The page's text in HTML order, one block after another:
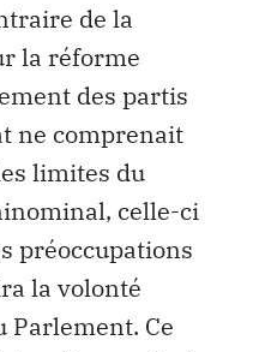
de la
la réforme
des partis
ne comprenait
limites du
celle-ci
préoccupations
la volonté
Parlement. Ce